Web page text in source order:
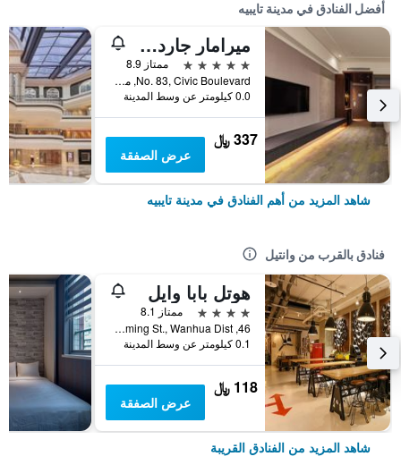
أفضل الفنادق في مدينة تايبيه
ميرامار جاردن تابييه
5 نجوم
ممتاز 8.9
No. 83, Civic Boulevard, مدينة تايبيه, تايوان
0.0 كيلومتر عن وسط المدينة
337 ﷼
عرض الصفقة
شاهد المزيد من أهم الفنادق في مدينة تايبيه
فنادق بالقرب من وانتيل
هوتل بابا وايل
4 نجوم
ممتاز 8.1
46, Kunming St., Wanhua Dist., مدينة تايبيه, تايوان
0.1 كيلومتر عن وسط المدينة
118 ﷼
عرض الصفقة
شاهد المزيد من الفنادق القريبة